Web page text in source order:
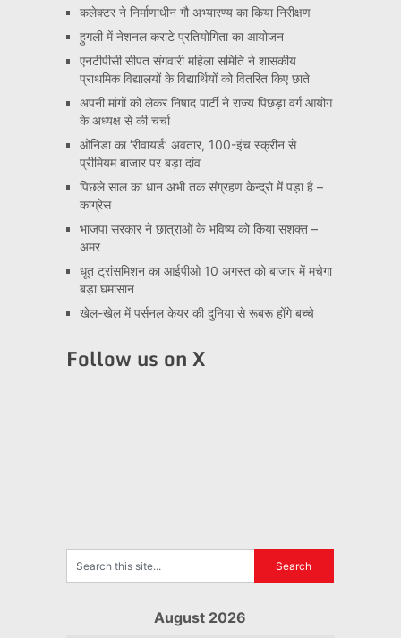
कलेक्टर ने निर्माणाधीन गौ अभ्यारण्य का किया निरीक्षण
हुगली में नेशनल कराटे प्रतियोगिता का आयोजन
एनटीपीसी सीपत संगवारी महिला समिति ने शासकीय
प्राथमिक विद्यालयों के विद्यार्थियों को वितरित किए छाते
अपनी मांगों को लेकर निषाद पार्टी ने राज्य पिछड़ा वर्ग आयोग
के अध्यक्ष से की चर्चा
ओनिडा का ‘रीवायर्ड’ अवतार, 100-इंच स्क्रीन से
प्रीमियम बाजार पर बड़ा दांव
पिछले साल का धान अभी तक संग्रहण केन्द्रो में पड़ा है –
कांग्रेस
भाजपा सरकार ने छात्राओं के भविष्य को किया सशक्त –
अमर
धूत ट्रांसमिशन का आईपीओ 10 अगस्त को बाजार में मचेगा
बड़ा घमासान
खेल-खेल में पर्सनल केयर की दुनिया से रूबरू होंगे बच्चे
Follow us on X
August 2026